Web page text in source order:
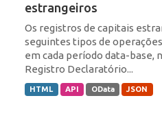
estrangeiros
Os registros de capitais
seguintes tipos de
em cada período data-base,
Registro Declaratório...
HTML API OData JSON